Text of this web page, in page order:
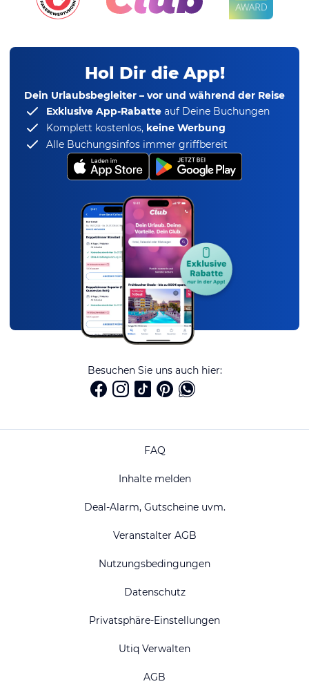
Hol Dir die App!
Dein Urlaubsbegleiter – vor und während der Reise
Exklusive App-Rabatte auf Deine Buchungen
Komplett kostenlos, keine Werbung
Alle Buchungsinfos immer griffbereit
Besuchen Sie uns auch hier:
FAQ
Inhalte melden
Deal-Alarm, Gutscheine uvm.
Veranstalter AGB
Nutzungsbedingungen
Datenschutz
Privatsphäre-Einstellungen
Utiq Verwalten
AGB